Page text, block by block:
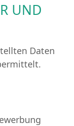
UND
Daten